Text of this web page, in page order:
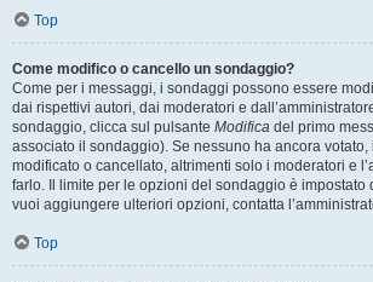
Top
Come modifico o cancello un sondaggio?
Come per i messaggi, i sondaggi possono essere
dai rispettivi autori, dai moderatori e
sondaggio, clicca sul pulsante Modifica del primo
associato il sondaggio). Se nessuno ha ancora
modificato o cancellato, altrimenti solo i moderatori e
farlo. Il limite per le opzioni del sondaggio è impostato
vuoi aggiungere ulteriori opzioni, contatta
Top